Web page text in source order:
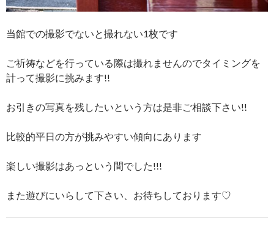
当館での撮影でないと撮れない1枚です
ご祈祷などを行っている際は撮れませんのでタイミングを
計って撮影に挑みます!!
お引きの写真を残したいという方は是非ご相談下さい!!
比較的平日の方が挑みやすい傾向にあります
楽しい撮影はあっという間でした!!!
また遊びにいらして下さい、お待ちしております♡